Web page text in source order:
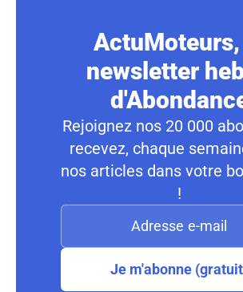
newsletter
Rejoignez nos 20 000
recevez, chaque
nos articles dans votre
!
Je m'abonne